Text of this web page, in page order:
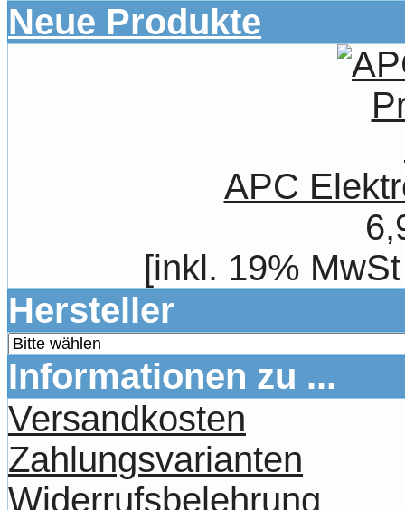
Neue Produkte
APC
[inkl. 19%
Hersteller
Informationen zu ...
Versandkosten
Zahlungsvarianten
Widerrufsbelehrung